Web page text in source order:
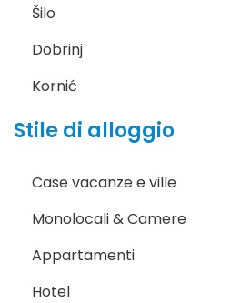
Šilo
Dobrinj
Kornić
Stile di alloggio
Case vacanze e ville
Monolocali & Camere
Appartamenti
Hotel